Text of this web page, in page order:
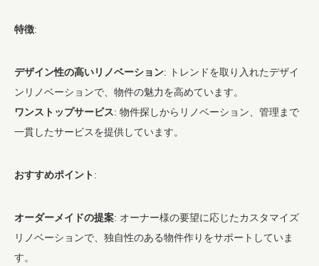
特徴:
デザイン性の高いリノベーション: トレンドを取り入れたデザイ
ンリノベーションで、物件の魅力を高めています。
ワンストップサービス: 物件探しからリノベーション、管理まで
一貫したサービスを提供しています。
おすすめポイント:
オーダーメイドの提案: オーナー様の要望に応じたカスタマイズ
リノベーションで、独自性のある物件作りをサポートしていま
す。